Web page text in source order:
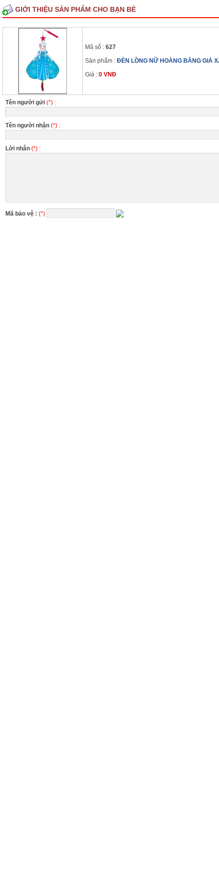
GIỚI THIỆU SẢN PHẨM CHO BẠN BÈ
Mã số : 627
Sản phẩm : ĐÈN LỒNG NỮ HOÀNG BĂNG GIÁ
Giá : 0 VNĐ
Tên người gửi (*) :
Tên người nhận (*) :
Lời nhắn (*) :
Mã bảo vệ : (*)